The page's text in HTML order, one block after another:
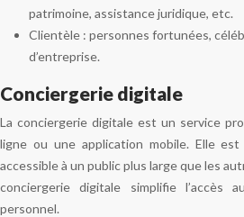
patrimoine, assistance juridique, etc.
Clientèle : personnes fortunées,
d’entreprise.
Conciergerie digitale
La conciergerie digitale est un service
ligne ou une application mobile. Elle
accessible à un public plus large que les
conciergerie digitale simplifie l’accès
personnel.